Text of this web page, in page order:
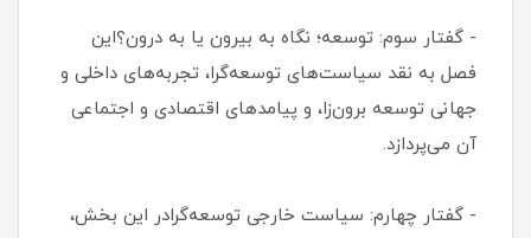
- گفتار سوم: توسعه؛ نگاه به بیرون یا به درون؟این
فصل به نقد سیاست‌های توسعه‌گرا، تجربه‌های داخلی و
جهانی توسعه برون‌زا، و پیامدهای اقتصادی و اجتماعی
آن می‌پردازد.
- گفتار چهارم: سیاست خارجی توسعه‌گرادر این بخش،